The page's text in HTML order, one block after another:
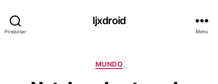
Pesquisar
Ijxdroid
Menu
C
MUNDO